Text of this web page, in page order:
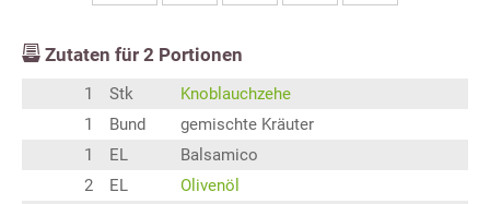
Zutaten für 2 Portionen
1 Stk
Knoblauchzehe
1
Bund
gemischte Kräuter
1
EL
Balsamico
2
EL
Olivenöl